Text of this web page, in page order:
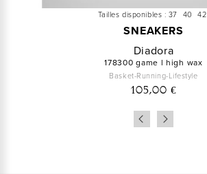
Tailles disponibles : 37 40 42
SNEAKERS
Diadora
178300 game l high wax
Basket-Running-Lifestyle
105,00 €